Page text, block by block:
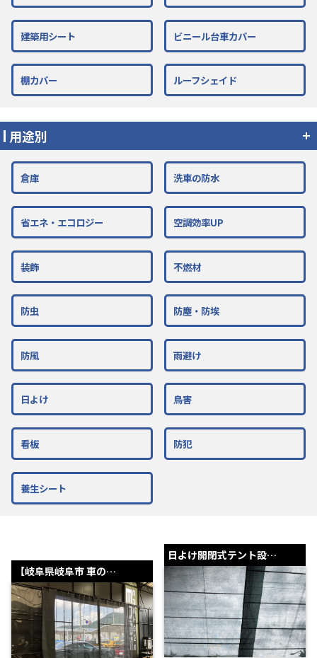
建築用シート ビニール台車カバー
棚カバー ルーフシェイド
用途別
倉庫 洗車の防水
省エネ・エコロジー 空調効率UP
装飾 不燃材
防虫 防塵・防埃
防風 雨避け
日よけ 鳥害
看板 防犯
養生シート
【岐阜県岐阜市 車の…
日よけ開閉式テント設…